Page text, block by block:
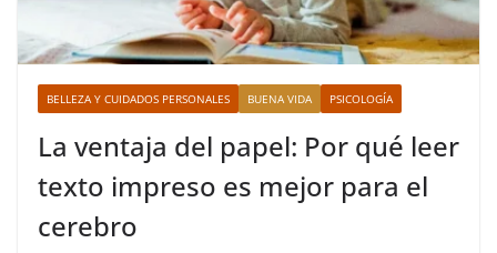
BELLEZA Y CUIDADOS PERSONALES BUENA VIDA PSICOLOGÍA
La ventaja del papel: Por qué leer
texto impreso es mejor para el
cerebro